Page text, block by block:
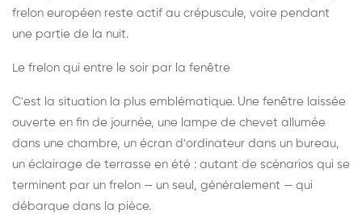
frelon européen reste actif au crépuscule, voire pendant
une partie de la nuit.
Le frelon qui entre le soir par la fenêtre
C'est la situation la plus emblématique. Une fenêtre laissée
ouverte en fin de journée, une lampe de chevet allumée
dans une chambre, un écran d'ordinateur dans un bureau,
un éclairage de terrasse en été : autant de scénarios qui se
terminent par un frelon — un seul, généralement — qui
débarque dans la pièce.